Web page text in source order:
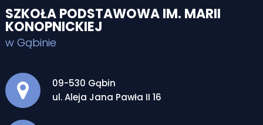
SZKOŁA PODSTAWOWA IM. MARII
KONOPNICKIEJ
w Gąbinie
Adres pocztowy:
09-530 Gąbin
ul. Aleja Jana Pawła II 16